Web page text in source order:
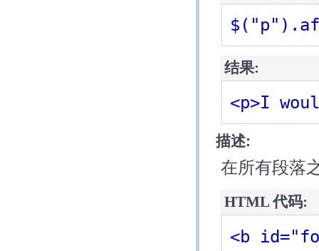
结果:
<p>I
描述:
在所有段落
HTML 代码:
<b